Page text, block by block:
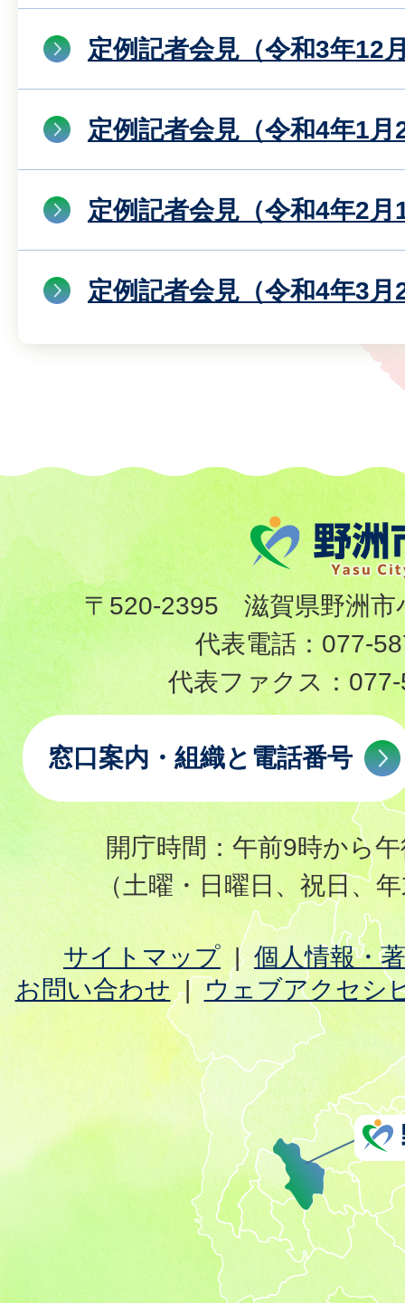
定例記者会見（令和3年12
定例記者会見（令和4年1月
定例記者会見（令和4年2月
定例記者会見（令和4年3月
〒520-2395 滋賀県野洲市
代表電話： 077-
代表ファクス：
窓口案内・組織と電話番号
開庁時間：午前9時から
（土曜・日曜日、祝日、
サイトマップ
個人情報・
お問い合わせ
ウェブアクセシ